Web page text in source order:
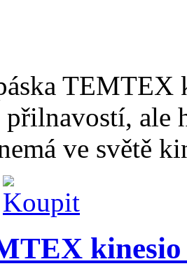
TEMTEX
přilnavostí, ale
ve světě